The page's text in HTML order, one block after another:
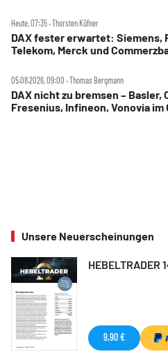
Heute, 07:35 ‧ Thorsten Küfner
DAX fester erwartet: Siemens,
Telekom, Merck und
05.08.2026, 09:00 ‧ Thomas Bergmann
DAX nicht zu bremsen – Basler,
Fresenius, Infineon, Vonovia im
Unsere Neuerscheinungen
HEBELTRADER
9,90 €